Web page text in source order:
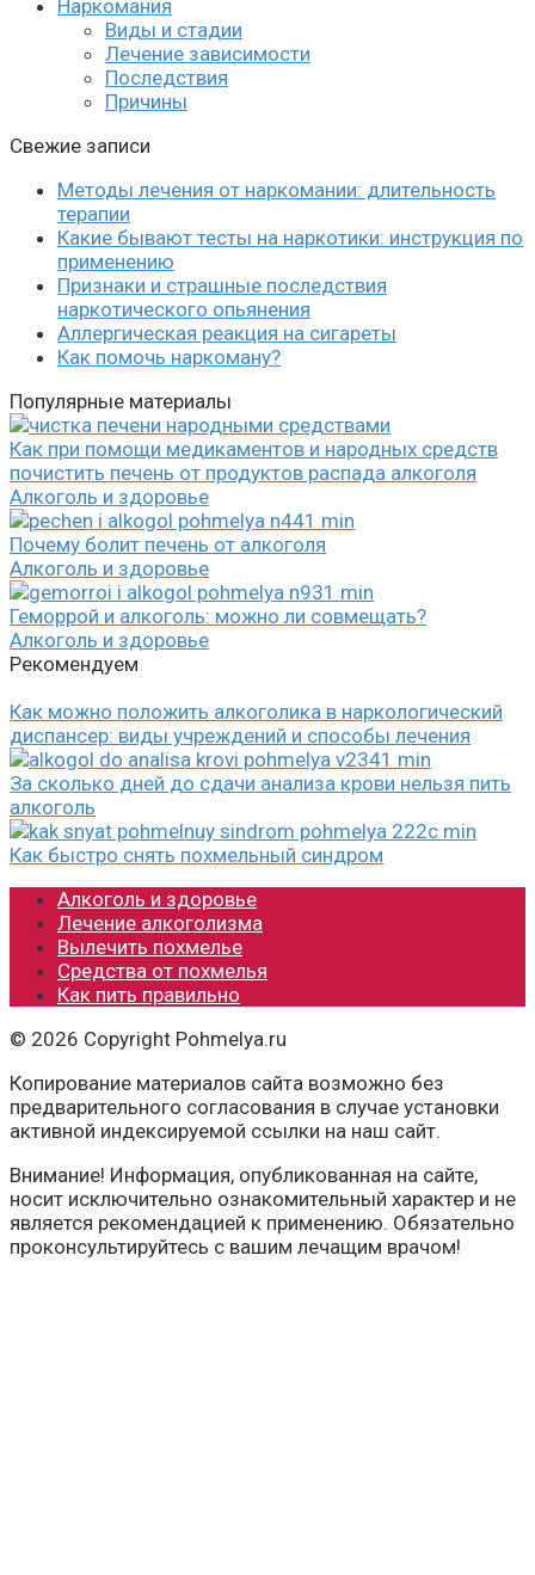
Наркомания
Виды и стадии
Лечение зависимости
Последствия
Причины
Свежие записи
Методы лечения от наркомании: длительность
терапии
Какие бывают тесты на наркотики: инструкция по
применению
Признаки и страшные последствия
наркотического опьянения
Аллергическая реакция на сигареты
Как помочь наркоману?
Популярные материалы
Как при помощи медикаментов и народных средств
почистить печень от продуктов распада алкоголя
Алкоголь и здоровье
Почему болит печень от алкоголя
Алкоголь и здоровье
Геморрой и алкоголь: можно ли совмещать?
Алкоголь и здоровье
Рекомендуем
Как можно положить алкоголика в наркологический
диспансер: виды учреждений и способы лечения
За сколько дней до сдачи анализа крови нельзя пить
алкоголь
Как быстро снять похмельный синдром
Алкоголь и здоровье
Лечение алкоголизма
Вылечить похмелье
Средства от похмелья
Как пить правильно
© 2026 Copyright Pohmelya.ru
Копирование материалов сайта возможно без
предварительного согласования в случае установки
активной индексируемой ссылки на наш сайт.
Внимание! Информация, опубликованная на сайте,
носит исключительно ознакомительный характер и не
является рекомендацией к применению. Обязательно
проконсультируйтесь с вашим лечащим врачом!